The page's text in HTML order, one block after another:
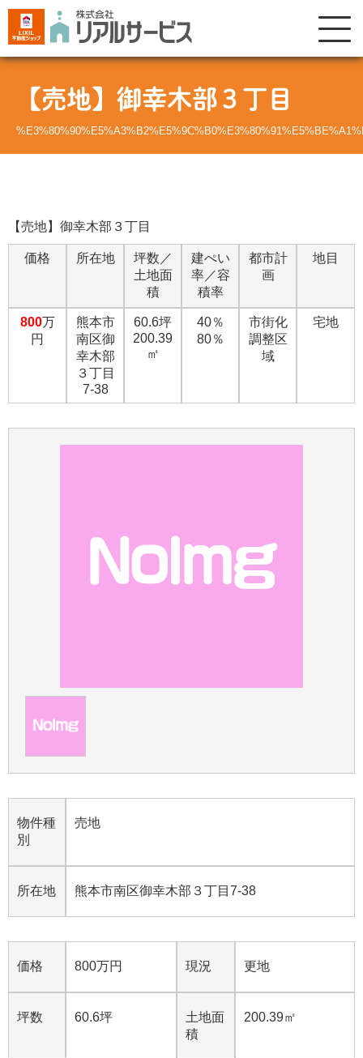
【売地】御幸木部３丁目
【売地】御幸木部３丁目
価格 所在地
坪数／
土地面
積
建ぺい
率／容
積率
都市計
画
地目
800万
円
熊本市
南区御
幸木部
３丁目
7-38
60.6坪
200.39
㎡
40％
80％
市街化
調整区
域
宅地
物件種
別
売地
所在地 熊本市南区御幸木部３丁目7-38
価格 800万円 現況 更地
坪数 60.6坪
土地面
積
200.39㎡